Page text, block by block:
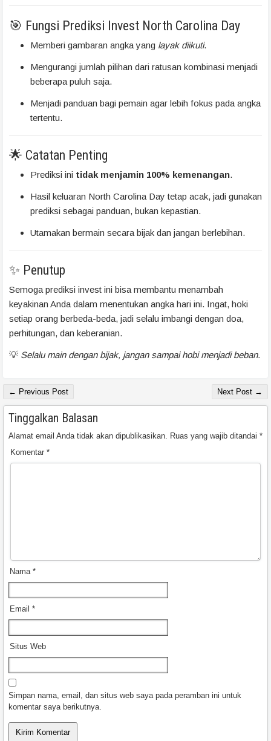
🎯 Fungsi Prediksi Invest North Carolina Day
Memberi gambaran angka yang layak diikuti.
Mengurangi jumlah pilihan dari ratusan kombinasi menjadi
beberapa puluh saja.
Menjadi panduan bagi pemain agar lebih fokus pada angka
tertentu.
🌟 Catatan Penting
Prediksi ini tidak menjamin 100% kemenangan.
Hasil keluaran North Carolina Day tetap acak, jadi gunakan
prediksi sebagai panduan, bukan kepastian.
Utamakan bermain secara bijak dan jangan berlebihan.
✨ Penutup
Semoga prediksi invest ini bisa membantu menambah
keyakinan Anda dalam menentukan angka hari ini. Ingat, hoki
setiap orang berbeda-beda, jadi selalu imbangi dengan doa,
perhitungan, dan keberanian.
💡 Selalu main dengan bijak, jangan sampai hobi menjadi beban.
← Previous Post Next Post →
Tinggalkan Balasan
Alamat email Anda tidak akan dipublikasikan. Ruas yang wajib ditandai *
Komentar *
Nama *
Email *
Situs Web
Simpan nama, email, dan situs web saya pada peramban ini untuk
komentar saya berikutnya.